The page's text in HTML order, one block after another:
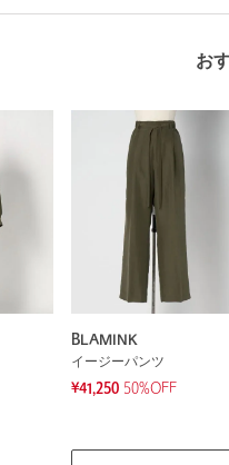
お
BLAMINK
イージーパンツ
¥41,250 50%OFF